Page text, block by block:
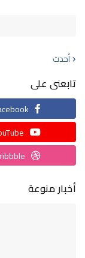
أحدث
تابعنى على
أخبار منوعة